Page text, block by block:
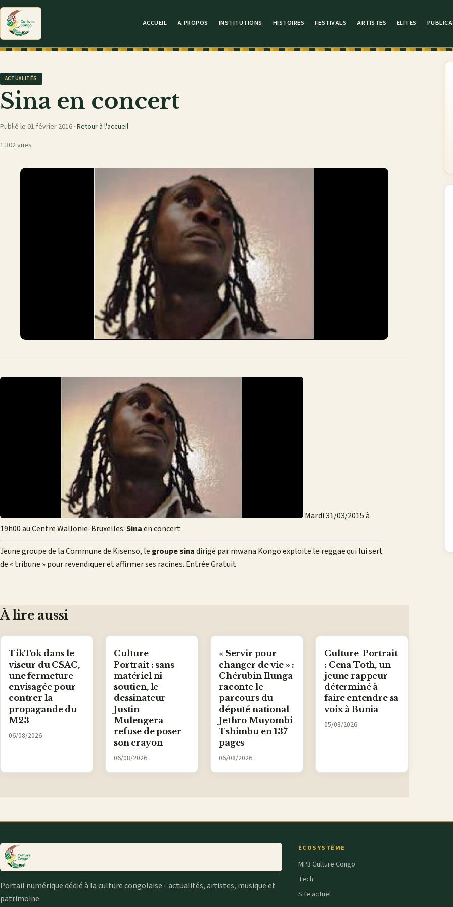
ACCUEIL A PROPOS INSTITUTIONS HISTOIRES FESTIVALS ARTISTES ELITES
ACTUALITÉS
Sina en concert
Publié le 01 février 2016 · Retour à l'accueil
1 302 vues
Mardi 31/03/2015 à
19h00 au Centre Wallonie-Bruxelles:Sinaen concert
Jeune groupe de la Commune de Kisenso, le groupe sinadirigé par mwana Kongo exploite le reggae qui lui sert
de « tribune » pour revendiquer et affirmer ses racines. Entrée Gratuit
À lire aussi
TikTok dans le
viseur du CSAC,
une fermeture
envisagée pour
contrer la
propagande du
M23
06/08/2026
Culture -
Portrait : sans
matériel ni
soutien, le
dessinateur
Justin
Mulengera
refuse de poser
son crayon
06/08/2026
« Servir pour
changer de vie » :
Chérubin Ilunga
raconte le
parcours du
député national
Jethro Muyombi
Tshimbu en 137
pages
06/08/2026
Culture-Portrait
: Cena Toth, un
jeune rappeur
déterminé à
faire entendre sa
voix à Bunia
05/08/2026
Portail numérique dédié à la culture congolaise - actualités, artistes, musique et
patrimoine.
ÉCOSYSTÈME
MP3 Culture Congo
Tech
Site actuel